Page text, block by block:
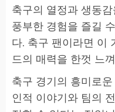
축구의 열정과 생동
풍부한 경험을 즐길
다. 축구 팬이라면 이
드의 매력을 한껏 느
축구 경기의 흥미로
인적 이야기와 팀의